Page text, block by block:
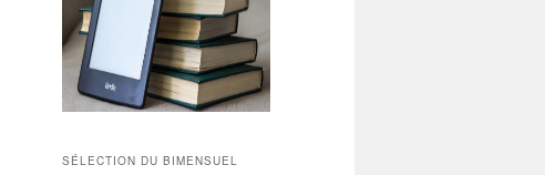
SÉLECTION DU BIMENSUEL